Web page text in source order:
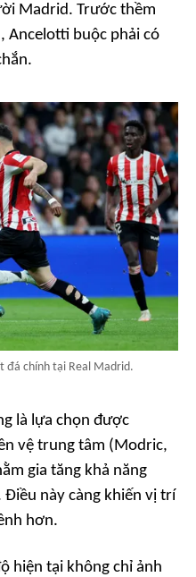
Madrid. Trước thềm
Ancelotti buộc phải có
đá chính tại Real Madrid.
là lựa chọn được
vệ trung tâm (Modric,
gia tăng khả năng
Điều này càng khiến vị trí
hơn.
hiện tại không chỉ ảnh